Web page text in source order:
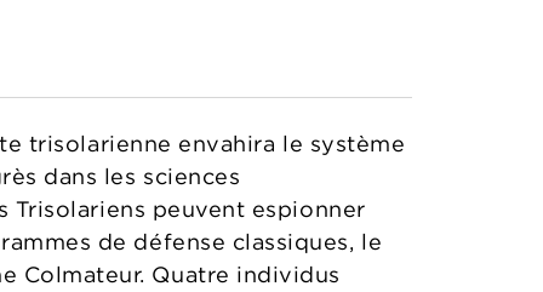
trisolarienne envahira le système
dans les sciences
Trisolariens peuvent espionner
de défense classiques, le
Colmateur. Quatre individus